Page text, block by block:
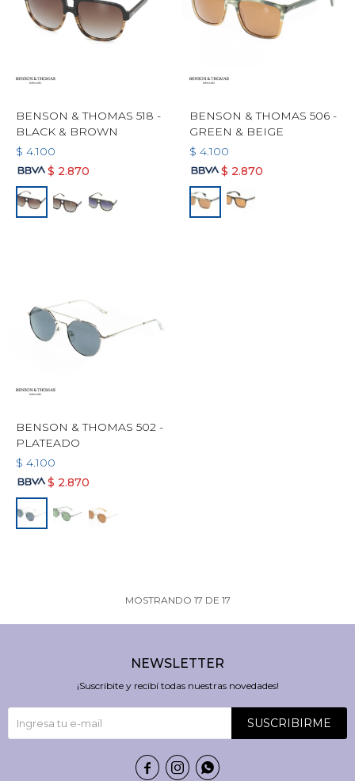
BENSON & THOMAS 518 -
BLACK & BROWN
$ 4.100
$ 2.870
BENSON & THOMAS 506 -
GREEN & BEIGE
$ 4.100
$ 2.870
BENSON & THOMAS 502 -
PLATEADO
$ 4.100
$ 2.870
MOSTRANDO 17 DE 17
NEWSLETTER
¡Suscribite y recibí todas nuestras novedades!
SUSCRIBIRME
  